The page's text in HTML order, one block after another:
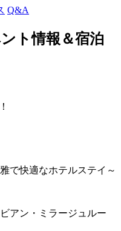
Q&A
ト情報＆宿泊
！
で快適なホテルステイ～
アン・ミラージュルー